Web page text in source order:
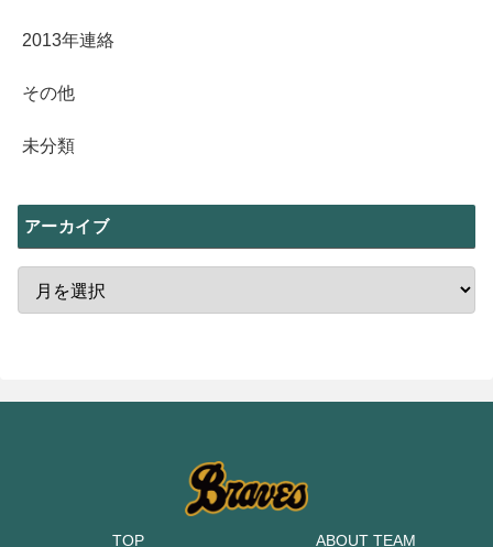
2013年連絡
その他
未分類
アーカイブ
TOP ABOUT TEAM